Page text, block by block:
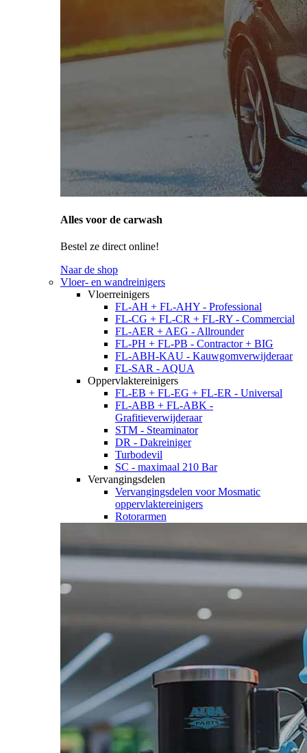
Alles voor de carwash
Bestel ze direct online!
Naar de shop
Vloer- en wandreinigers
Vloerreinigers
FL-AH + FL-AHY - Professional
FL-CG + FL-CR + FL-RY - Commercial
FL-AER + AEG - Allrounder
FL-PH + FL-PB - Contractor + BIG
FL-ABH-KAU - Kauwgomverwijderaar
FL-SAR - AQUA
Oppervlaktereinigers
FL-EB + FL-EG + FL-ER - Universal
FL-ABB + FL-ABK -
Grafitieverwijderaar
STM - Steaminator
DR - Dakreiniger
Turbodevil
SC - maximaal 210 Bar
Vervangingsdelen
Vervangingsdelen voor Mosmatic
oppervlaktereinigers
Rotorarmen